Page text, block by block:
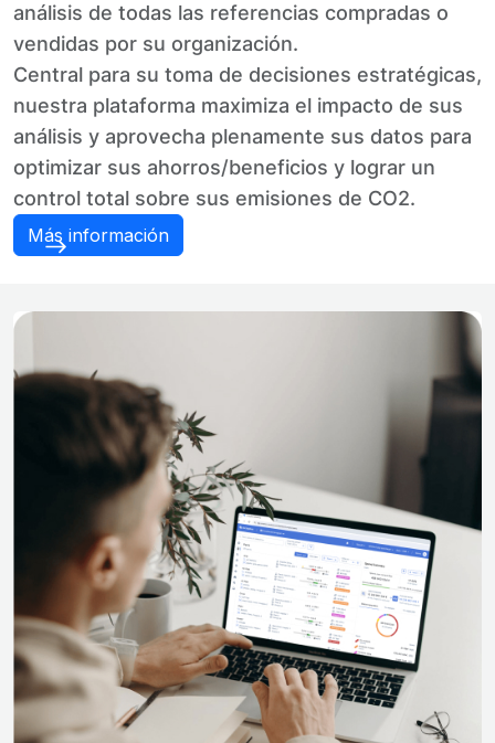
análisis de todas las referencias compradas o
vendidas por su organización.
Central para su toma de decisiones estratégicas,
nuestra plataforma maximiza el impacto de sus
análisis y aprovecha plenamente sus datos para
optimizar sus ahorros/beneficios y lograr un
control total sobre sus emisiones de CO2.
Más información